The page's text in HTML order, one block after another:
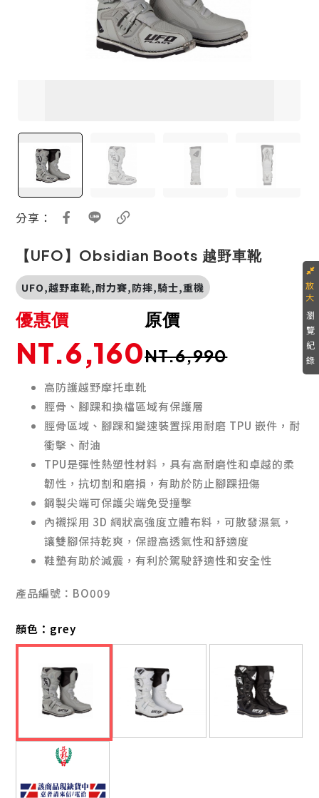
分享：
【UFO】Obsidian Boots 越野車靴
UFO,越野車靴,耐力賽,防摔,騎士,重機
原價
NT.6,990
優惠價
NT.6,160
高防護越野摩托車靴
脛骨、腳踝和換檔區域有保護層
脛骨區域、腳踝和變速裝置採用耐磨 TPU 嵌件，耐
衝擊、耐油
TPU是彈性熱塑性材料，具有高耐磨性和卓越的柔
韌性，抗切割和磨損，有助於防止腳踝扭傷
鋼製尖端可保護尖端免受撞擊
內襯採用 3D 網狀高強度立體布料，可散發濕氣，
讓雙腳保持乾爽，保證高透氣性和舒適度
鞋墊有助於減震，有利於駕駛舒適性和安全性
產品編號：BO009
顏色： grey
瀏
覽
紀
錄